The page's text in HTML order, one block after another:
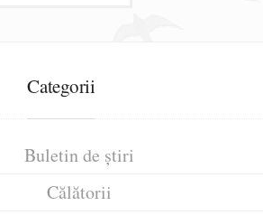
Categorii
Buletin de știri
Călătorii